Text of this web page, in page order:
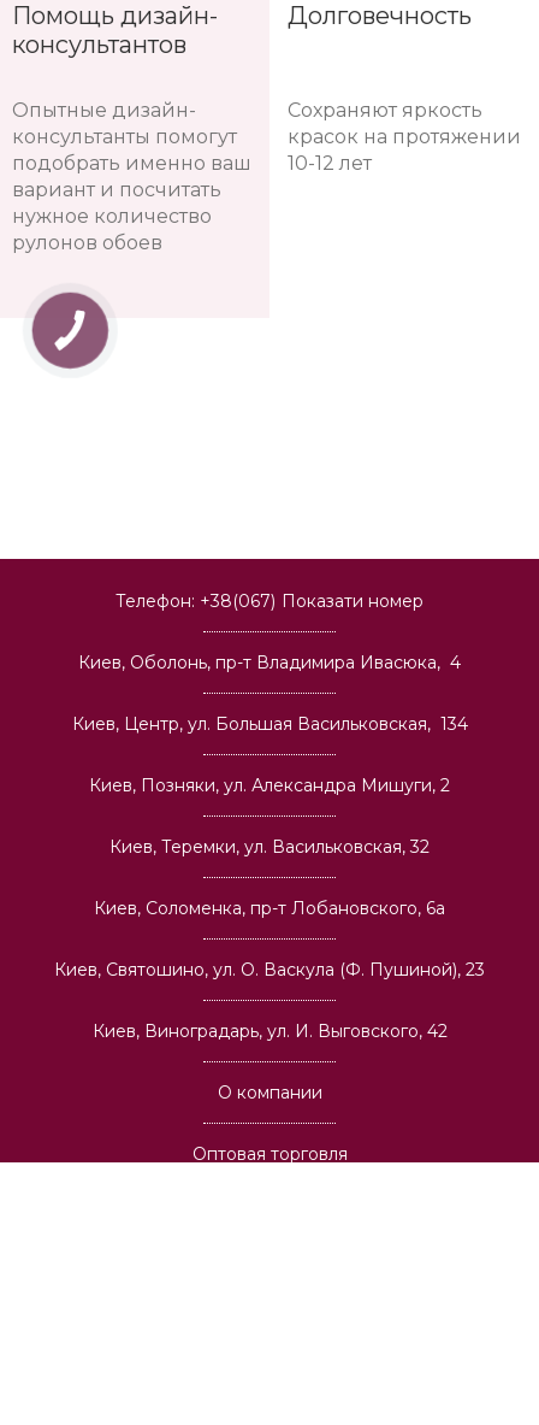
Помощь дизайн-
консультантов
Опытные дизайн-
консультанты помогут
подобрать именно ваш
вариант и посчитать
нужное количество
рулонов обоев
Долговечность
Сохраняют яркость
красок на протяжении
10-12 лет
Телефон: +38(067) Показати номер
Киев, Оболонь, пр-т Владимира Ивасюка, 4
Киев, Центр, ул. Большая Васильковская, 134
Киев, Позняки, ул. Александра Мишуги, 2
Киев, Теремки, ул. Васильковская, 32
Киев, Соломенка, пр-т Лобановского, 6а
Киев, Святошино, ул. О. Васкула (Ф. Пушиной), 23
Киев, Виноградарь, ул. И. Выговского, 42
О компании
Оптовая торговля